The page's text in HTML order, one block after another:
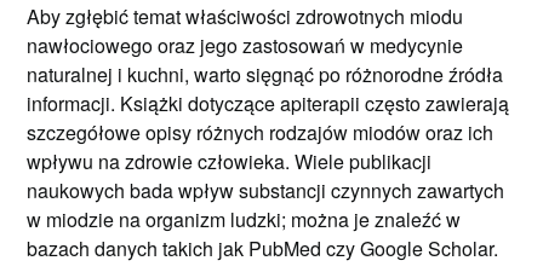
Aby zgłębić temat właściwości zdrowotnych miodu
nawłociowego oraz jego zastosowań w medycynie
naturalnej i kuchni, warto sięgnąć po różnorodne źródła
informacji. Książki dotyczące apiterapii często zawierają
szczegółowe opisy różnych rodzajów miodów oraz ich
wpływu na zdrowie człowieka. Wiele publikacji
naukowych bada wpływ substancji czynnych zawartych
w miodzie na organizm ludzki; można je znaleźć w
bazach danych takich jak PubMed czy Google Scholar.